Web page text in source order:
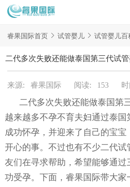
首页
试管项目
试管百科
试管医院
睿果国际
睿果国际首页 试管婴儿 试管婴儿百
二代多次失败还能做泰国第三代试管
来源: 睿果国际 阅读: 153
二代多次失败还能做泰国第
越来越多不孕不育夫妇通过泰
成功怀孕，并迎来了自己的宝
开心的事。不过也有不少二代试
友们在寻求帮助，希望能够通
功受孕。下面，睿果国际带大